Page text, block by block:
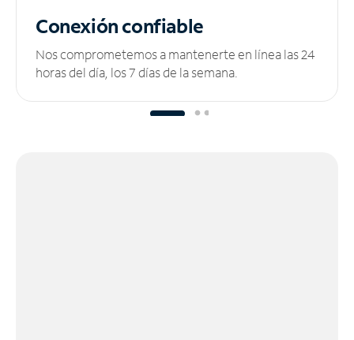
Conexión confiable
Nos comprometemos a mantenerte en línea las 24
horas del día, los 7 días de la semana.